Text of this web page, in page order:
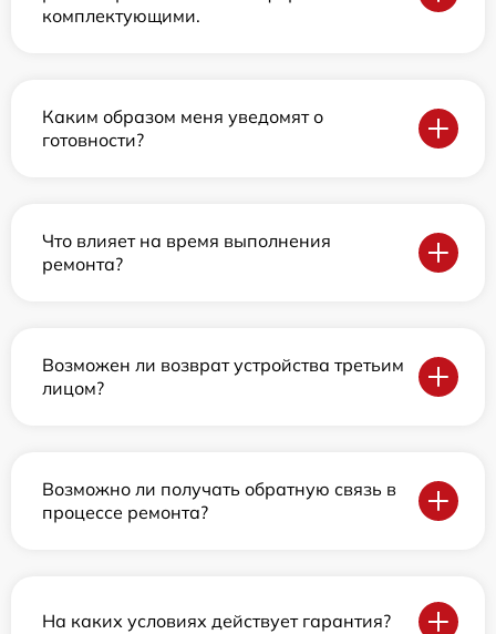
комплектующими.
Каким образом меня уведомят о
готовности?
Что влияет на время выполнения
ремонта?
Возможен ли возврат устройства третьим
лицом?
Возможно ли получать обратную связь в
процессе ремонта?
На каких условиях действует гарантия?